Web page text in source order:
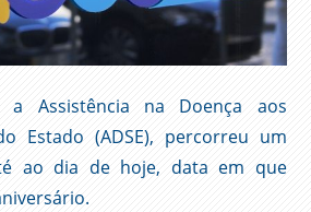
a Assistência na Doença aos
Estado (ADSE), percorreu um
ao dia de hoje, data em que